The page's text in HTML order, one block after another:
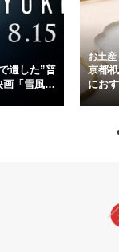
る。
時代が再び、分断と
道を歩んではいな
た”今”を生きる私達
今だからこそ、尊い
を多くの方にご覧い
遺した”普
画「雪風
お土産
京都
にお